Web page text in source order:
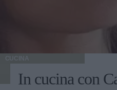
CUCINA
In cucina con